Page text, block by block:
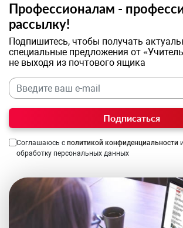
Профессионалам -
рассылку!
Подпишитесь, чтобы получать
специальные предложения от
не выходя из почтового ящика
Подписаться
Соглашаюсь с политикой конфиденциальности
обработку персональных данных